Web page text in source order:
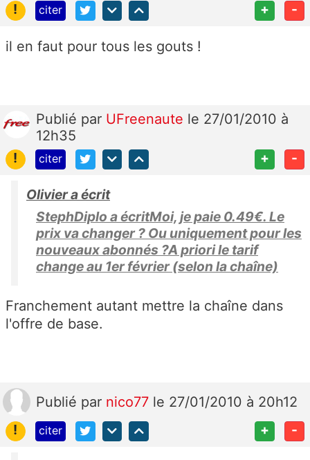
!
citer + -
il en faut pour tous les gouts !
Publié par UFreenaute le 27/01/2010 à
12h35
!
citer + -
Olivier a écrit
StephDiplo a écritMoi, je paie 0.49€. Le
prix va changer ? Ou uniquement pour les
nouveaux abonnés ?A priori le tarif
change au 1er février (selon la chaîne)
Franchement autant mettre la chaîne dans
l'offre de base.
Publié par nico77 le 27/01/2010 à 20h12
!
citer + -